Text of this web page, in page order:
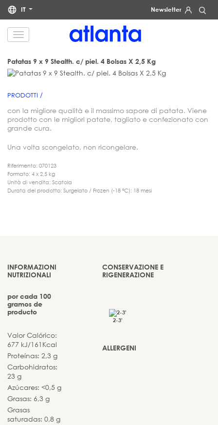
IT Newsletter
La informiamo che i Suoi dati personali saranno trattati da atlanta Restauración Temática S.L. al fine di inviarLe
la nostra newsletter. Potrà esercitare in qualsiasi momento i Suoi diritti di accesso, rettifica, cancellazione,
PRIVACY.
Patatas 9 x 9 Stealth. c/ piel. 4 Bolsas X 2,5 Kg
PRODOTTI /
con la migliore qualità e il massimo sapore di patata. Viene
prodotto con le migliori patate, tagliato e confezionato con
grande cura.
Una volta scongelato, non ricongelare.
Riferimento: 070123
Formato: 4 x 2,5 kg
Unità di vendita: Scatola
Durata del prodotto: Surgelato / Frozen (-18 °C): 18 mesi
INFORMAZIONI
NUTRIZIONALI
por cada 100
gramos de
producto
Valor Calórico:
677 kJ/161Kcal
Proteínas: 2,3 g
Carbohidratos:
23 g
Azúcares: <0,5 g
Grasas: 6,3 g
Grasas
saturadas: 0,8 g
CONSERVAZIONE E
RIGENERAZIONE
2-3'
ALLERGENI